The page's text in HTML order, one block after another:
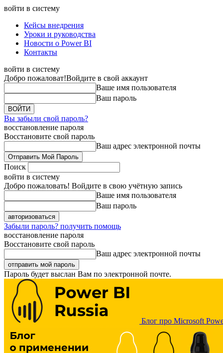
войти в систему
Кейсы внедрения
Уроки и руководства
Новости о Power BI
Контакты
войти в систему
Добро пожаловат!Войдите в свой аккаунт
Ваше имя пользователя
Ваш пароль
Вы забыли свой пароль?
восстановление пароля
Восстановите свой пароль
Ваш адрес электронной почты
Поиск
войти в систему
Добро пожаловать! Войдите в свою учётную запись
Ваше имя пользователя
Ваш пароль
Забыли пароль? получить помощь
восстановление пароля
Восстановите свой пароль
Ваш адрес электронной почты
Пароль будет выслан Вам по электронной почте.
Блог про Microsoft